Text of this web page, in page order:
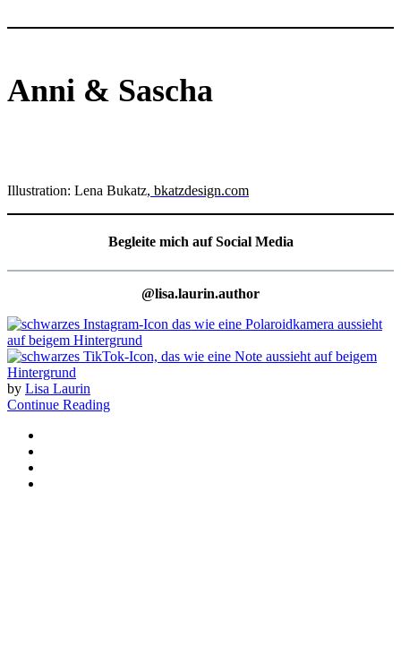
Anni & Sascha
Illustration: Lena Bukatz, bkatzdesign.com
Begleite mich auf Social Media
@lisa.laurin.author
by Lisa Laurin
Continue Reading